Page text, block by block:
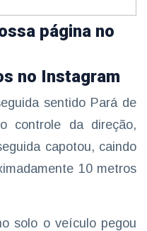
página no
no Instagram
sentido Pará de
controle da direção,
capotou, caindo
10 metros
solo o veículo pegou